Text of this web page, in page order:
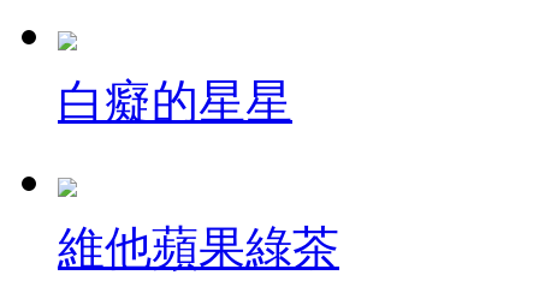
白癡的星星
維他蘋果綠茶